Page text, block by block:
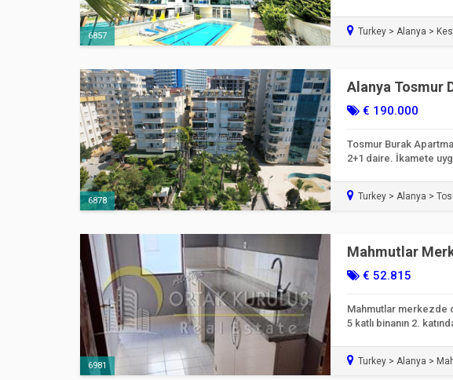
6857 Turkey > Alanya >
6878
Alanya Tosmur
6878€ 190.000
Tosmur Burak
2+1 daire. İkamete
Turkey > Alanya >
6981
Mahmutlar
Konum | Kod
€ 52.815
Mahmutlar merkezde
5 katlı binanın 2.
Turkey > Alanya >